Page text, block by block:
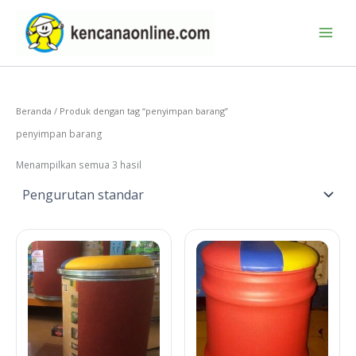
konten
Beranda / Produk dengan tag “penyimpan barang”
penyimpan barang
Menampilkan semua 3 hasil